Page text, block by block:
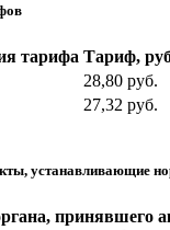
тарифа Тариф,
28,80 руб.
27,32 руб.
устанавливающие
принявшего